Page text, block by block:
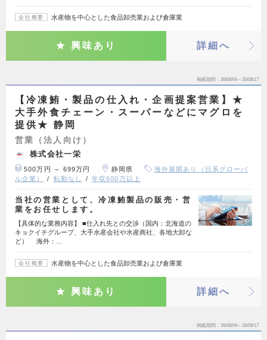
会社概要 水産物を中心とした食品卸売業および倉庫業
興味あり 詳細へ
掲載期間 26/08/04～26/08/17
【冷凍鮪・製品の仕入れ・企画提案営業】★
大手外食チェーン・スーパーなどにマグロを
提供★ 静岡
営業（法人向け）
株式会社一栄
500万円 ～ 699万円 静岡県
海外展開あり（日系グローバ
ル企業）
転勤なし 年収600万以上
当社の営業として、冷凍鮪製品の販売・営
業をお任せします。
【具体的な業務内容】 ■仕入れ先との交渉（国内：北海道の
キョクイチグループ、大手水産会社や水産商社、各地大卸な
ど） 海外：…
会社概要 水産物を中心とした食品卸売業および倉庫業
興味あり 詳細へ
掲載期間 26/08/04～26/08/17